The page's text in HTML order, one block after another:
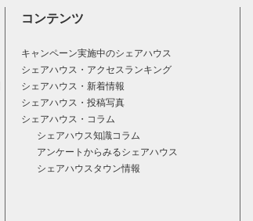
コンテンツ
キャンペーン実施中のシェアハウス
シェアハウス・アクセスランキング
シェアハウス・新着情報
シェアハウス・投稿写真
シェアハウス・コラム
シェアハウス知識コラム
アンケートからみるシェアハウス
シェアハウスタウン情報